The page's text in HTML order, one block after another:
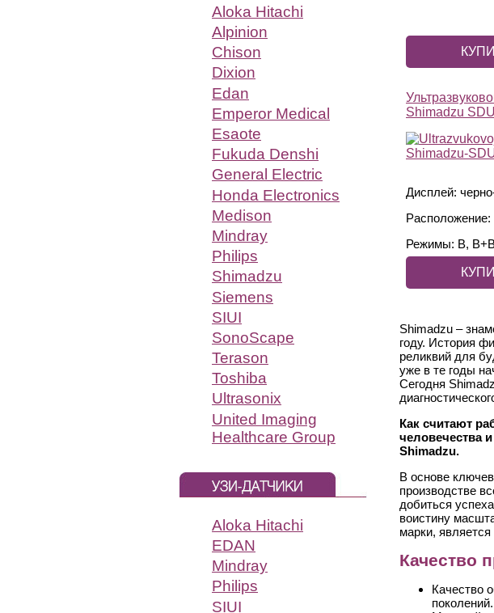
Aloka Hitachi
Alpinion
Chison
Dixion
Edan
Emperor Medical
Esaote
Fukuda Denshi
General Electric
Honda Electronics
Medison
Mindray
Philips
Shimadzu
Siemens
SIUI
SonoScape
Terason
Toshiba
Ultrasonix
United Imaging
Healthcare Group
Aloka Hitachi
EDAN
Mindray
Philips
SIUI
Shimadzu
Дисплей:
Режимы: В,
Shimadzu –
году. История
реликвий для
уже в те годы
Сегодня
Как считают
человечества
Shimadzu.
В основе
производстве
добиться
воистину
марки,
Качество
Качество
поколений.